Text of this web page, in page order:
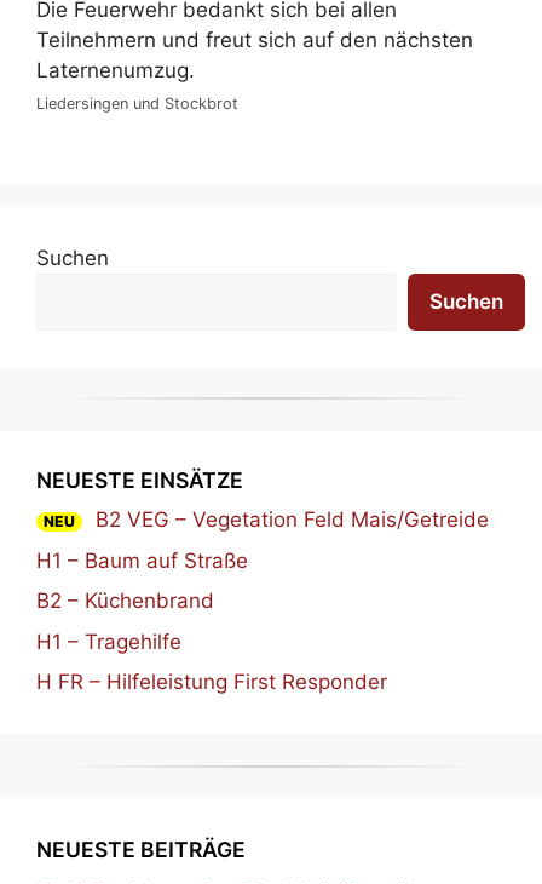
Die Feuerwehr bedankt sich bei allen
Teilnehmern und freut sich auf den nächsten
Laternenumzug.
Liedersingen und Stockbrot
Suchen
Suchen
NEUESTE EINSÄTZE
NEU
B2 VEG – Vegetation Feld Mais/Getreide
H1 – Baum auf Straße
B2 – Küchenbrand
H1 – Tragehilfe
H FR – Hilfeleistung First Responder
NEUESTE BEITRÄGE